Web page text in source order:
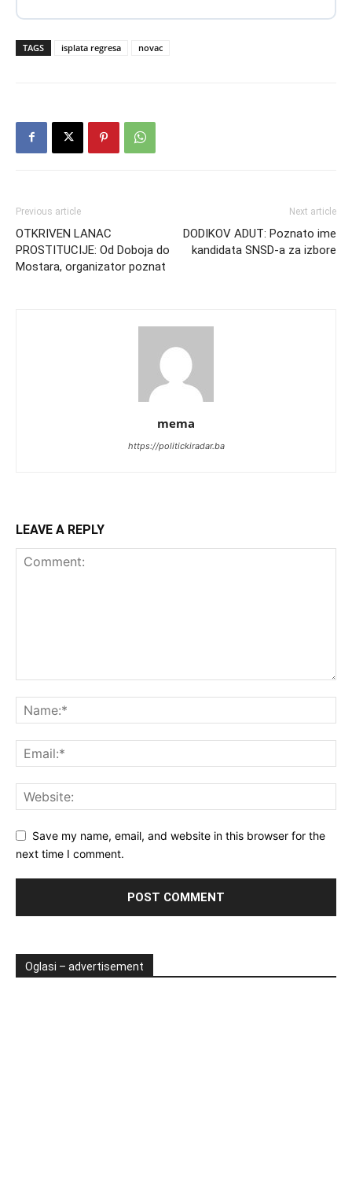
TAGS isplata regresa novac
Previous article
OTKRIVEN LANAC
PROSTITUCIJE: Od Doboja do
Mostara, organizator poznat
Next article
DODIKOV ADUT: Poznato ime
kandidata SNSD-a za izbore
mema
https://politickiradar.ba
LEAVE A REPLY
Save my name, email, and website in this browser for the
next time I comment.
Oglasi – advertisement